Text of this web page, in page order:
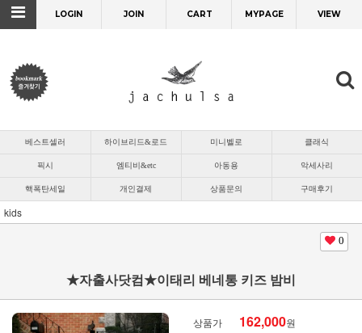
LOGIN JOIN CART MYPAGE VIEW
베스트셀러 하이브리드&로드 미니벨로 클래식
픽시 엠티비&etc 아동용 악세사리
핵폭탄세일 개인결제 상품문의 구매후기
kids
0
★자출사닷컴★이태리 베네통 키즈 밤비
상품가 162,000원